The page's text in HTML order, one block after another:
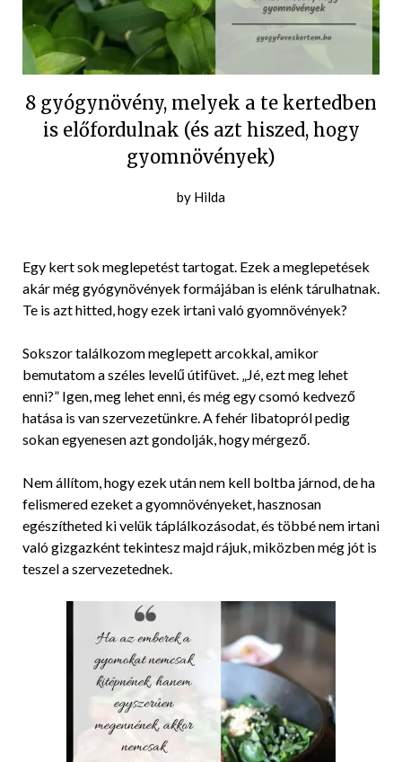
8 gyógynövény, melyek a te kertedben
is előfordulnak (és azt hiszed, hogy
gyomnövények)
Posted
06-
12
by Hilda
Egy kert sok meglepetést tartogat. Ezek a meglepetések
akár még gyógynövények formájában is elénk tárulhatnak.
Te is azt hitted, hogy ezek irtani való gyomnövények?
Sokszor találkozom meglepett arcokkal, amikor
bemutatom a széles levelű útifüvet. „Jé, ezt meg lehet
enni?” Igen, meg lehet enni, és még egy csomó kedvező
hatása is van szervezetünkre. A fehér libatopról pedig
sokan egyenesen azt gondolják, hogy mérgező.
Nem állítom, hogy ezek után nem kell boltba járnod, de ha
felismered ezeket a gyomnövényeket, hasznosan
egészítheted ki velük táplálkozásodat, és többé nem irtani
való gizgazként tekintesz majd rájuk, miközben még jót is
teszel a szervezetednek.